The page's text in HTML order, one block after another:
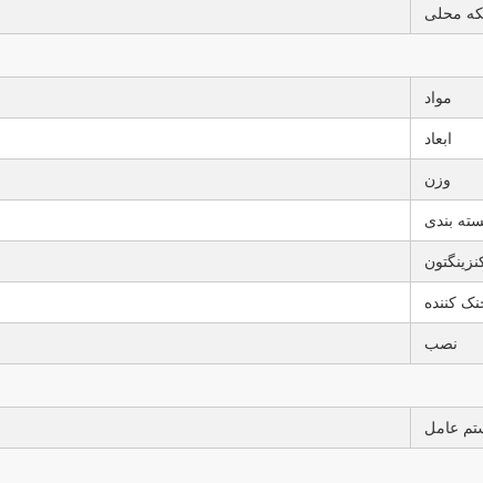
محلی
مواد
ابعاد
وزن
بندی
کننده
نصب
عامل